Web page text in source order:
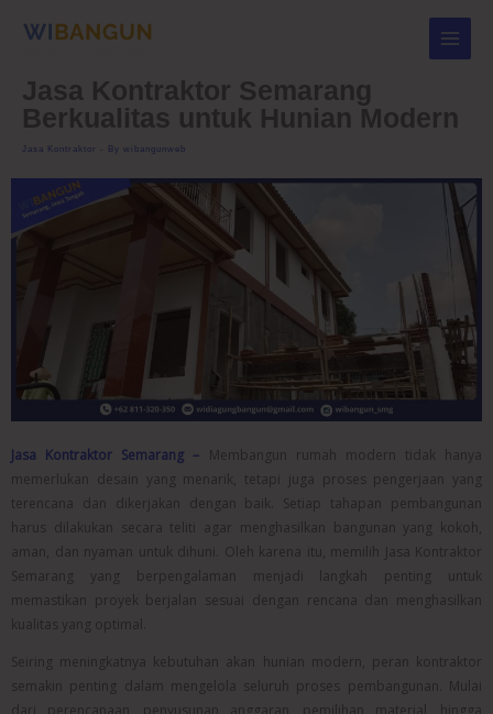
Jasa Kontraktor Semarang
Berkualitas untuk Hunian Modern
Jasa Kontraktor - By wibangunweb
Jasa Kontraktor Semarang – Membangun rumah modern tidak hanya
memerlukan desain yang menarik, tetapi juga proses pengerjaan yang
terencana dan dikerjakan dengan baik. Setiap tahapan pembangunan
harus dilakukan secara teliti agar menghasilkan bangunan yang kokoh,
aman, dan nyaman untuk dihuni. Oleh karena itu, memilih Jasa Kontraktor
Semarang yang berpengalaman menjadi langkah penting untuk
memastikan proyek berjalan sesuai dengan rencana dan menghasilkan
kualitas yang optimal.
Seiring meningkatnya kebutuhan akan hunian modern, peran kontraktor
semakin penting dalam mengelola seluruh proses pembangunan. Mulai
dari perencanaan, penyusunan anggaran, pemilihan material, hingga